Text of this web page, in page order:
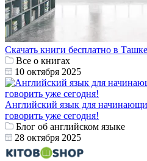
Скачать книги бесплатно в
Все о книгах
10 октября 2025
Английский язык для
говорить уже сегодня!
Блог об английском языке
28 октября 2025